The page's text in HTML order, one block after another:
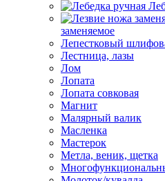
заменяемое
Лепестковый
Лестница, лазы
Лом
Лопата
Лопата совковая
Магнит
Малярный валик
Масленка
Мастерок
Метла, веник, щетка